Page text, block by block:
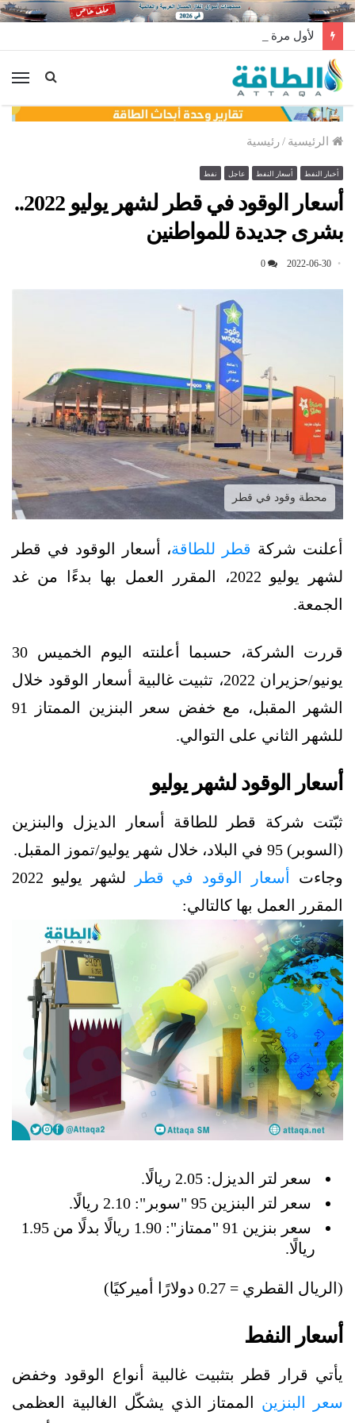
الرئيسية /رئيسية
أخبار النفط أسعار النفط عاجل نفط
أسعار الوقود في قطر لشهر يوليو 2022..
بشرى جديدة للمواطنين
2022-06-30
0
محطة وقود في قطر
أعلنت شركة قطر للطاقة، أسعار الوقود في قطر
لشهر يوليو 2022، المقرر العمل بها بدءًا من غد
الجمعة.
قررت الشركة، حسبما أعلنته اليوم الخميس 30
يونيو/حزيران 2022، تثبيت غالبية أسعار الوقود خلال
الشهر المقبل، مع خفض سعر البنزين الممتاز 91
للشهر الثاني على التوالي.
أسعار الوقود لشهر يوليو
ثبّتت شركة قطر للطاقة أسعار الديزل والبنزين
(السوبر) 95 في البلاد، خلال شهر يوليو/تموز المقبل.
وجاءت
أسعار الوقود في قطر
لشهر يوليو 2022
المقرر العمل بها كالتالي:
سعر لتر الديزل: 2.05 ريالًا.
سعر لتر البنزين 95 "سوبر": 2.10 ريالًا.
سعر بنزين 91 "ممتاز": 1.90 ريالًا بدلًا من 1.95
ريالًا.
(الريال القطري = 0.27 دولارًا أميركيًا)
أسعار النفط
يأتي قرار قطر بتثبيت غالبية أنواع الوقود وخفض
سعر البنزين الممتاز الذي يشكّل الغالبية العظمى